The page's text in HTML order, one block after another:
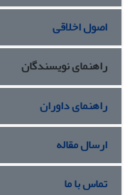
ایران را به موضوعی
منازعه‌های زیادی
زد.
اصول اخلاقی
راهنمای نویسندگان
راهنمای داوران
ارسال مقاله
تماس با ما